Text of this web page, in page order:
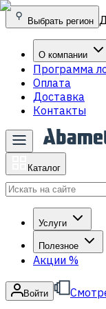
Выбрать регион
О компании
Программа
Оплата
Доставка
Контакты
Каталог
Услуги
Полезное
Акции %
Войти